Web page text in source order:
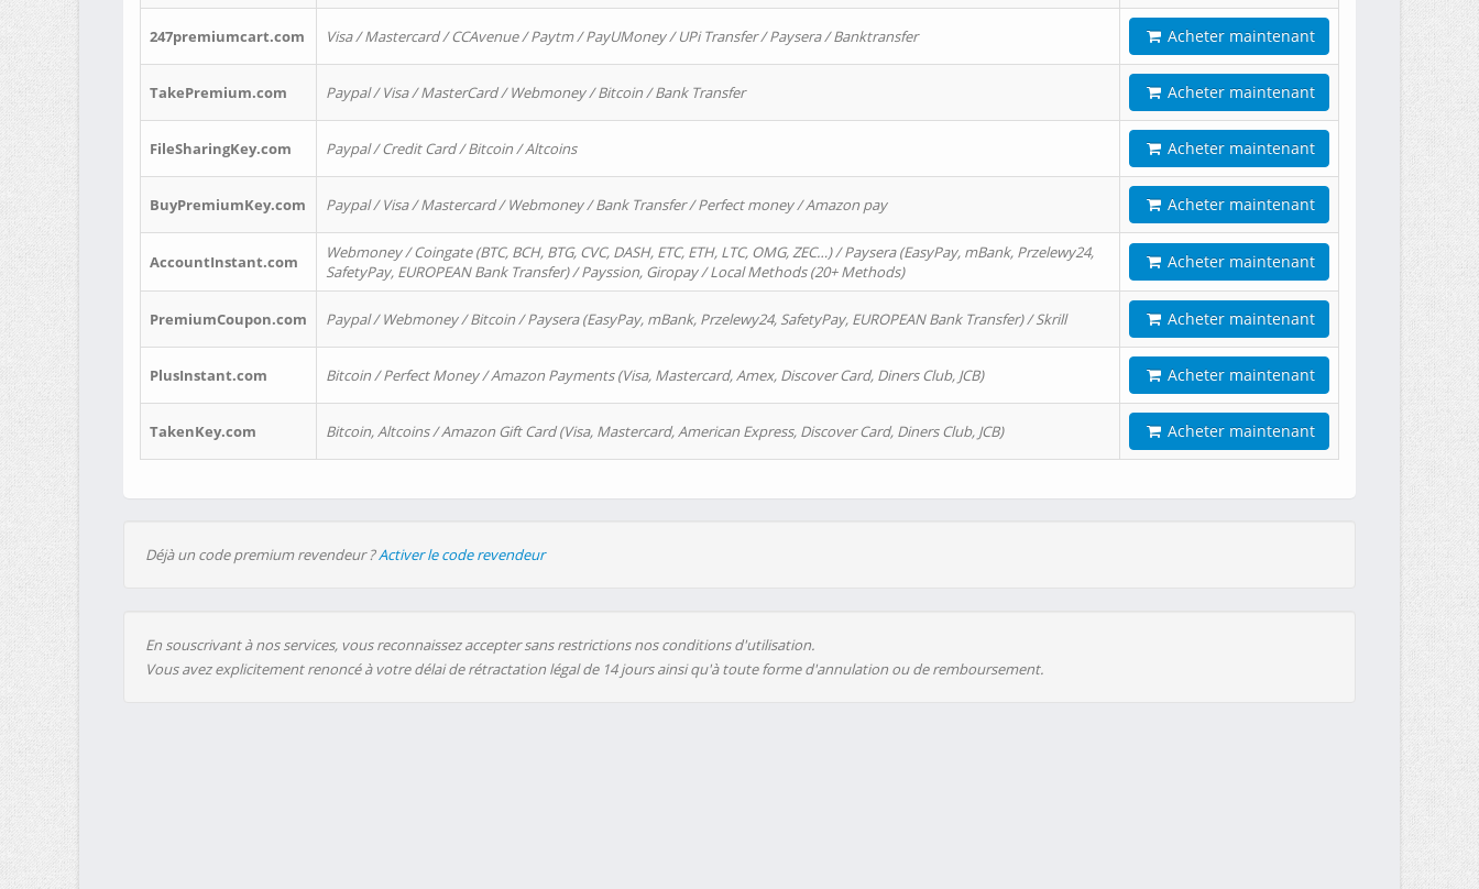
247premiumcart.com Visa / Mastercard / CCAvenue / Paytm / PayUMoney / UPi Transfer / Paysera / Banktransfer Acheter maintenant
TakePremium.com Paypal / Visa / MasterCard / Webmoney / Bitcoin / Bank Transfer Acheter maintenant
FileSharingKey.com Paypal / Credit Card / Bitcoin / Altcoins Acheter maintenant
BuyPremiumKey.com Paypal / Visa / Mastercard / Webmoney / Bank Transfer / Perfect money / Amazon pay Acheter maintenant
AccountInstant.com
Webmoney / Coingate (BTC, BCH, BTG, CVC, DASH, ETC, ETH, LTC, OMG, ZEC…) / Paysera (EasyPay, mBank, Przelewy24,
SafetyPay, EUROPEAN Bank Transfer) / Payssion, Giropay / Local Methods (20+ Methods)
Acheter maintenant
PremiumCoupon.com Paypal / Webmoney / Bitcoin / Paysera (EasyPay, mBank, Przelewy24, SafetyPay, EUROPEAN Bank Transfer) / Skrill Acheter maintenant
PlusInstant.com Bitcoin / Perfect Money / Amazon Payments (Visa, Mastercard, Amex, Discover Card, Diners Club, JCB) Acheter maintenant
TakenKey.com Bitcoin, Altcoins / Amazon Gift Card (Visa, Mastercard, American Express, Discover Card, Diners Club, JCB) Acheter maintenant
Déjà un code premium revendeur ?Activer le code revendeur
En souscrivant à nos services, vous reconnaissez accepter sans restrictions nos conditions d'utilisation.
Vous avez explicitement renoncé à votre délai de rétractation légal de 14 jours ainsi qu'à toute forme d'annulation ou de remboursement.